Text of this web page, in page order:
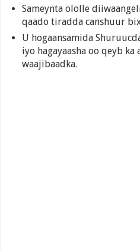
Sameynta ololle
qaado tiradda canshuur
U hogaansamida
iyo hagayaasha oo qeyb ka
waajibaadka.